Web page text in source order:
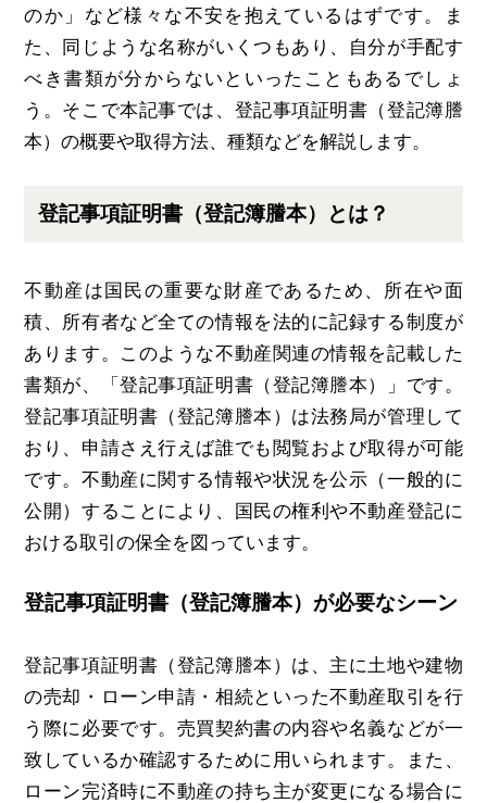
のか」など様々な不安を抱えているはずです。ま
た、同じような名称がいくつもあり、自分が手配す
べき書類が分からないといったこともあるでしょ
う。そこで本記事では、登記事項証明書（登記簿謄
本）の概要や取得方法、種類などを解説します。
登記事項証明書（登記簿謄本）とは？
不動産は国民の重要な財産であるため、所在や面
積、所有者など全ての情報を法的に記録する制度が
あります。このような不動産関連の情報を記載した
書類が、「登記事項証明書（登記簿謄本）」です。
登記事項証明書（登記簿謄本）は法務局が管理して
おり、申請さえ行えば誰でも閲覧および取得が可能
です。不動産に関する情報や状況を公示（一般的に
公開）することにより、国民の権利や不動産登記に
おける取引の保全を図っています。
登記事項証明書（登記簿謄本）が必要なシーン
登記事項証明書（登記簿謄本）は、主に土地や建物
の売却・ローン申請・相続といった不動産取引を行
う際に必要です。売買契約書の内容や名義などが一
致しているか確認するために用いられます。また、
ローン完済時に不動産の持ち主が変更になる場合に